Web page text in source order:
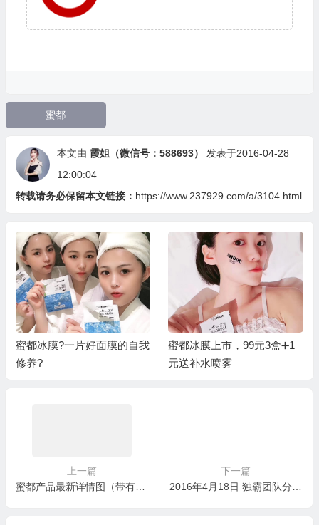
蜜都
本文由 霞姐（微信号：588693）
发表于2016-04-28
12:00:04
转载请务必保留本文链接： https://www.237929.com/a/3104.html
蜜都冰膜?一片好面膜的自我
修养?
蜜都冰膜上市，99元3盒➕1
元送补水喷雾
上一篇
蜜都产品最新详情图（带有转化力的介绍说明长图）
下一篇
2016年4月18日 独霸团队分享如何进行地推